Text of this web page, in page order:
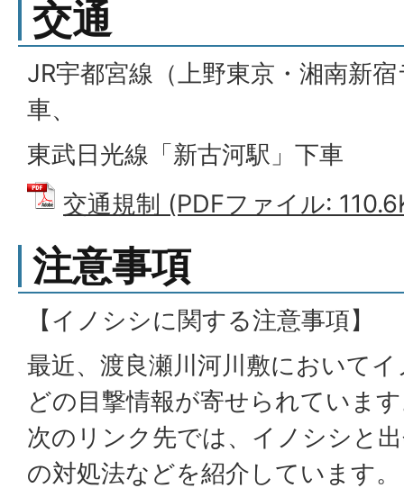
交通
JR宇都宮線（上野東京・湘南新
車、
東武日光線「新古河駅」下車
交通規制 (PDFファイル:
注意事項
【イノシシに関する注意事項】
最近、渡良瀬川河川敷において
どの目撃情報が寄せられていま
次のリンク先では、イノシシと
の対処法などを紹介しています。